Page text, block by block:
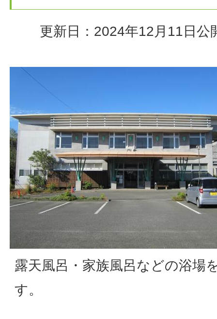
更新日：2024年12月11日 公
露天風呂・家族風呂などの浴場
す。